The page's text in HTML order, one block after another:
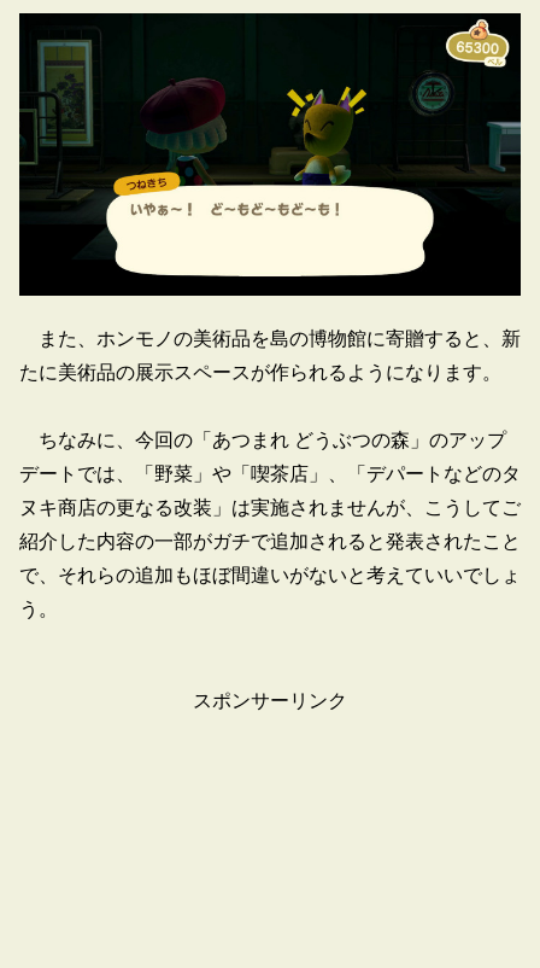
また、ホンモノの美術品を島の博物館に寄贈すると、新
たに美術品の展示スペースが作られるようになります。
ちなみに、今回の「あつまれ どうぶつの森」のアップ
デートでは、「野菜」や「喫茶店」、「デパートなどのタ
ヌキ商店の更なる改装」は実施されませんが、こうしてご
紹介した内容の一部がガチで追加されると発表されたこと
で、それらの追加もほぼ間違いがないと考えていいでしょ
う。
スポンサーリンク